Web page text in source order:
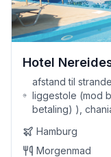
Hotel
afstand til
liggestole (mod
betaling) ),
Hamburg
Morgenmad